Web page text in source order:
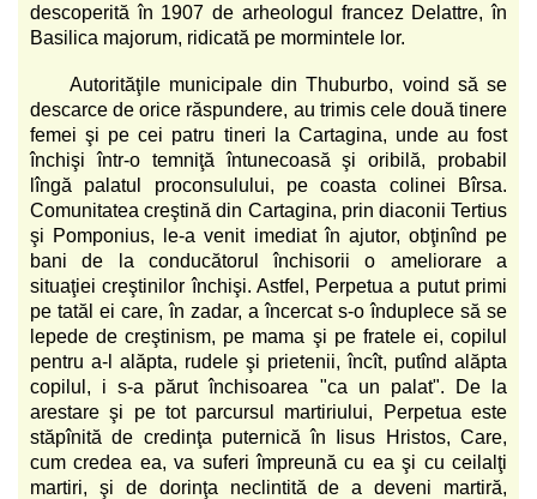
descoperită în 1907 de arheologul francez Delattre, în
Basilica majorum, ridicată pe mormintele lor.
Autorităţile municipale din Thuburbo, voind să se
descarce de orice răspundere, au trimis cele două tinere
femei şi pe cei patru tineri la Cartagina, unde au fost
închişi într-o temniţă întunecoasă şi oribilă, probabil
lîngă palatul proconsulului, pe coasta colinei Bîrsa.
Comunitatea creştină din Cartagina, prin diaconii Tertius
şi Pomponius, le-a venit imediat în ajutor, obţinînd pe
bani de la conducătorul închisorii o ameliorare a
situaţiei creştinilor închişi. Astfel, Perpetua a putut primi
pe tatăl ei care, în zadar, a încercat s-o înduplece să se
lepede de creştinism, pe mama şi pe fratele ei, copilul
pentru a-l alăpta, rudele şi prietenii, încît, putînd alăpta
copilul, i s-a părut închisoarea "ca un palat". De la
arestare şi pe tot parcursul martiriului, Perpetua este
stăpînită de credinţa puternică în Iisus Hristos, Care,
cum credea ea, va suferi împreună cu ea şi cu ceilalţi
martiri, şi de dorinţa neclintită de a deveni martiră,